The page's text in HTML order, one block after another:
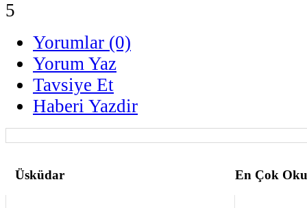
Yorumlar (0)
Yorum Yaz
Tavsiye Et
Haberi Yazdir
Üsküdar En Çok